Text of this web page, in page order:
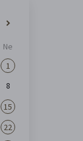
Ne
1
8
15
22